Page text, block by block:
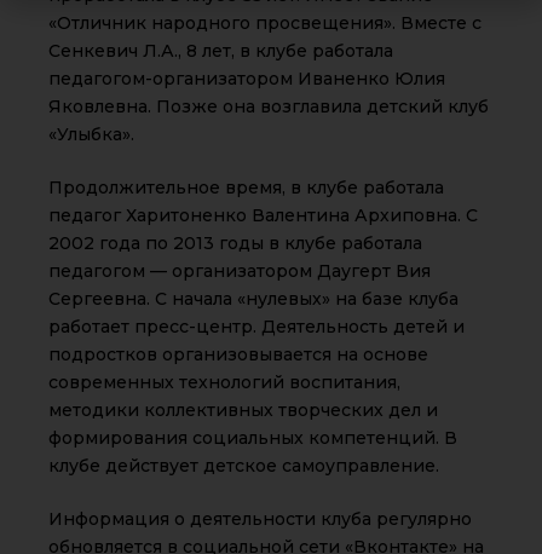
«Отличник народного просвещения». Вместе с
Сенкевич Л.А., 8 лет, в клубе работала
педагогом-организатором Иваненко Юлия
Яковлевна. Позже она возглавила детский клуб
«Улыбка».
Продолжительное время, в клубе работала
педагог Харитоненко Валентина Архиповна. С
2002 года по 2013 годы в клубе работала
педагогом — организатором Даугерт Вия
Сергеевна. С начала «нулевых» на базе клуба
работает пресс-центр. Деятельность детей и
подростков организовывается на основе
современных технологий воспитания,
методики коллективных творческих дел и
формирования социальных компетенций. В
клубе действует детское самоуправление.
Информация о деятельности клуба регулярно
обновляется в социальной сети «Вконтакте» на